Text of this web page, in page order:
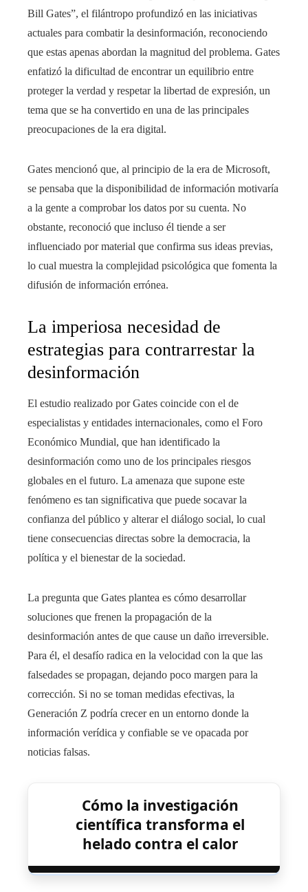
Bill Gates”, el filántropo profundizó en las iniciativas
actuales para combatir la desinformación, reconociendo
que estas apenas abordan la magnitud del problema. Gates
enfatizó la dificultad de encontrar un equilibrio entre
proteger la verdad y respetar la libertad de expresión, un
tema que se ha convertido en una de las principales
preocupaciones de la era digital.
Gates mencionó que, al principio de la era de Microsoft,
se pensaba que la disponibilidad de información motivaría
a la gente a comprobar los datos por su cuenta. No
obstante, reconoció que incluso él tiende a ser
influenciado por material que confirma sus ideas previas,
lo cual muestra la complejidad psicológica que fomenta la
difusión de información errónea.
La imperiosa necesidad de
estrategias para contrarrestar la
desinformación
El estudio realizado por Gates coincide con el de
especialistas y entidades internacionales, como el Foro
Económico Mundial, que han identificado la
desinformación como uno de los principales riesgos
globales en el futuro. La amenaza que supone este
fenómeno es tan significativa que puede socavar la
confianza del público y alterar el diálogo social, lo cual
tiene consecuencias directas sobre la democracia, la
política y el bienestar de la sociedad.
La pregunta que Gates plantea es cómo desarrollar
soluciones que frenen la propagación de la
desinformación antes de que cause un daño irreversible.
Para él, el desafío radica en la velocidad con la que las
falsedades se propagan, dejando poco margen para la
corrección. Si no se toman medidas efectivas, la
Generación Z podría crecer en un entorno donde la
información verídica y confiable se ve opacada por
noticias falsas.
Cómo la investigación
científica transforma el
helado contra el calor